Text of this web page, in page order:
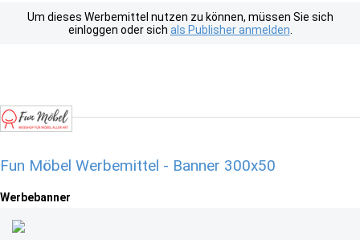
Um dieses Werbemittel nutzen zu können, müssen Sie sich
einloggen oder sich als Publisher anmelden
Fun Möbel Werbemittel - Banner 300x50
Werbebanner